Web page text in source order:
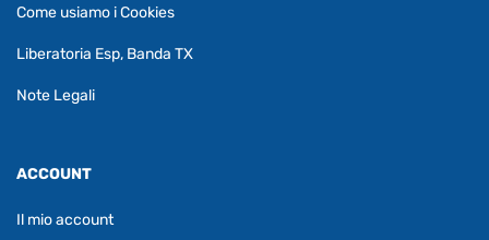
Come usiamo i Cookies
Liberatoria Esp, Banda TX
Note Legali
ACCOUNT
Il mio account